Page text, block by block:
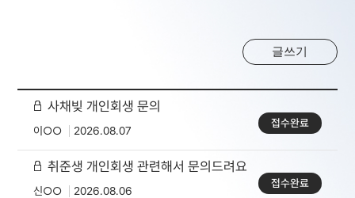
글쓰기
사채빚 개인회생 문의
이○○ 2026.08.07
접수완료
취준생 개인회생 관련해서 문의드려요
신○○ 2026.08.06
접수완료